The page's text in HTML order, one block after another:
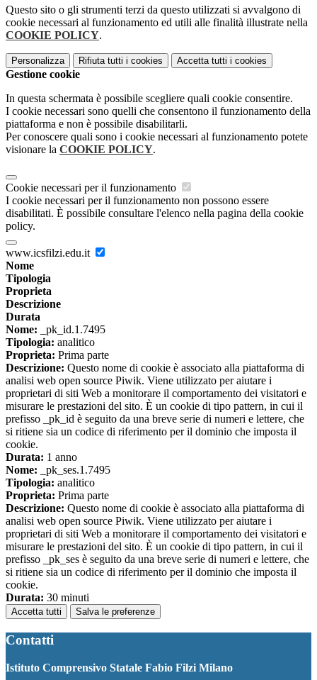
Questo sito o gli strumenti terzi da questo utilizzati si avvalgono di
cookie necessari al funzionamento ed utili alle finalità illustrate nella
COOKIE POLICY.
Personalizza Rifiuta tutti i cookies Accetta tutti i cookies
Gestione cookie
In questa schermata è possibile scegliere quali cookie consentire.
I cookie necessari sono quelli che consentono il funzionamento della
piattaforma e non è possibile disabilitarli.
Per conoscere quali sono i cookie necessari al funzionamento potete
visionare la COOKIE POLICY.
Cookie necessari per il funzionamento
I cookie necessari per il funzionamento non possono essere
disabilitati. È possibile consultare l'elenco nella pagina della cookie
policy.
www.icsfilzi.edu.it
Nome
Tipologia
Proprieta
Descrizione
Durata
Nome: _pk_id.1.7495
Tipologia: analitico
Proprieta: Prima parte
Descrizione: Questo nome di cookie è associato alla piattaforma di
analisi web open source Piwik. Viene utilizzato per aiutare i
proprietari di siti Web a monitorare il comportamento dei visitatori e
misurare le prestazioni del sito. È un cookie di tipo pattern, in cui il
prefisso _pk_id è seguito da una breve serie di numeri e lettere, che
si ritiene sia un codice di riferimento per il dominio che imposta il
cookie.
Durata: 1 anno
Nome: _pk_ses.1.7495
Tipologia: analitico
Proprieta: Prima parte
Descrizione: Questo nome di cookie è associato alla piattaforma di
analisi web open source Piwik. Viene utilizzato per aiutare i
proprietari di siti Web a monitorare il comportamento dei visitatori e
misurare le prestazioni del sito. È un cookie di tipo pattern, in cui il
prefisso _pk_ses è seguito da una breve serie di numeri e lettere, che
si ritiene sia un codice di riferimento per il dominio che imposta il
cookie.
Durata: 30 minuti
Accetta tutti Salva le preferenze
Contatti
Istituto Comprensivo Statale Fabio Filzi Milano